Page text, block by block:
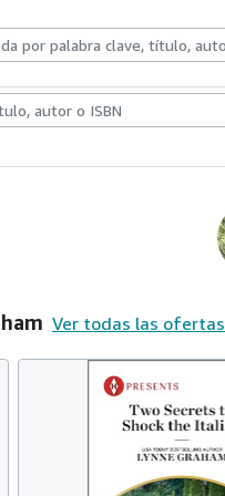
y coleccionismo
Ver todas las ofertas